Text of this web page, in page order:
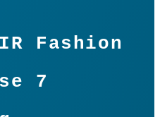
Fashion
7